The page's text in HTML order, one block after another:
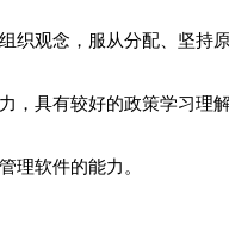
织观念，服从分配、坚持
，具有较好的政策学习理
理软件的能力。